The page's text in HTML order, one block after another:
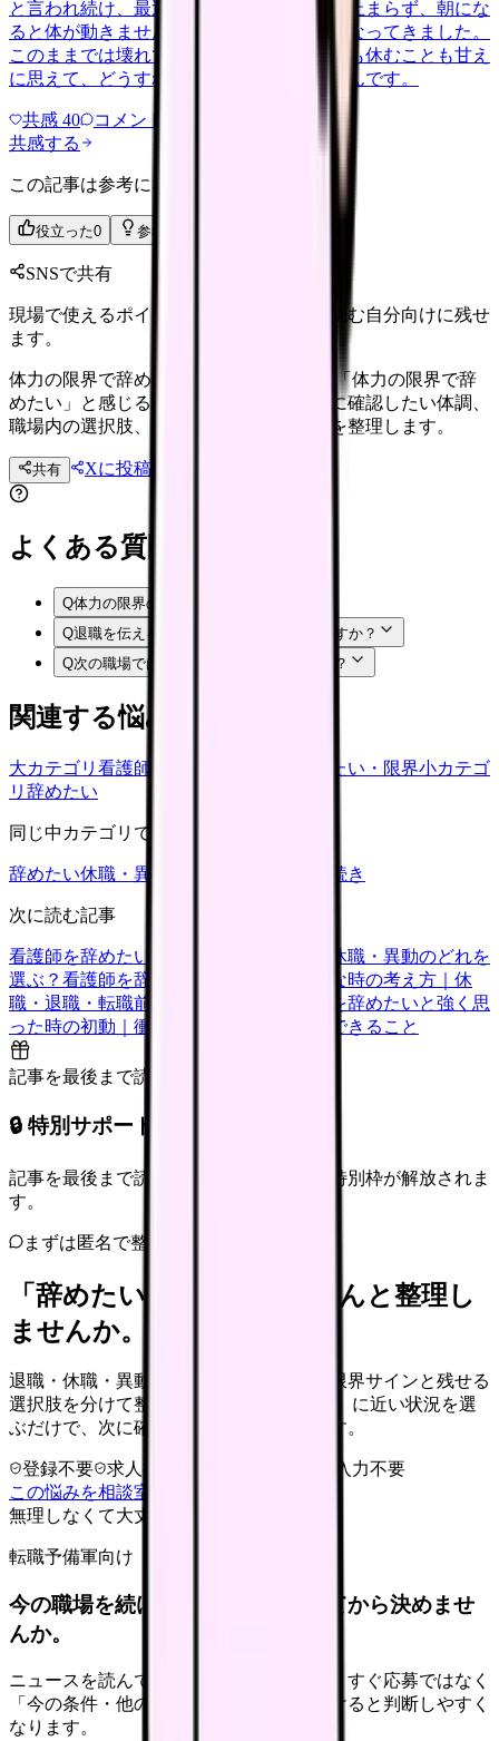
と言われ続け、最近は職場が近づくと涙が止まらず、朝にな
ると体が動きません。食事も喉を通らなくなってきました。
このままでは壊れてしまう気がします。でも休むことも甘え
に思えて、どうすればいいのか分からないんです。
共感 40 コメント
共感する
この記事は参考になりましたか？
役立った0 参考になった
SNSで共有
現場で使えるポイントを、同僚やあとで読む自分向けに残せ
ます。
体力の限界で辞めたい時に確認すること 「体力の限界で辞
めたい」と感じる看護師さんへ。退職前に確認したい体調、
職場内の選択肢、法務面、次の職場条件を整理します。
共有 Xに投稿
よくある質問
Q体力の限界のは甘えですか？
Q退職を伝える前に何を準備すればいいですか？
Q次の職場では何を確認すればいいですか？
関連する悩みカテゴリ
大カテゴリ 看護師の悩み 辞めたい・限界小カテゴ
リ 辞めたい
同じ中カテゴリで見る
辞めたい休職・異動 退職手続き
次に読む記事
看護師を辞めたい時の判断基準｜転職・休職・異動のどれを
選ぶ？ 看護師を辞めたいけどお金が不安な時の考え方｜休
職・退職・転職前に確認すること
看護師を辞めたいと強く思
った時の初動｜衝動的に辞める前に今日できること
記事を最後まで読むと解放
🔒 特別サポート枠（未開放）
記事を最後まで読むと、転職サポートの特別枠が解放されま
す。
まずは匿名で整理
「辞めたい」を、カンゴさんと整理し
ませんか。
退職・休職・異動を急いで決める前に、限界サインと残せる
選択肢を分けて整理します。 「辞めたい」に近い状況を選
ぶだけで、次に確認することまで進めます。
登録不要 求人押し売りなし
病院名は入力不要
この悩みを相談室で整理する
無理しなくて大丈夫
転職予備軍向け
今の職場を続けるか、条件を比べてから決めませ
んか。
ニュースを読んで不安が強くなった時は、すぐ応募ではなく
「今の条件・他の選択肢・相談先」を分けると判断しやすく
なります。